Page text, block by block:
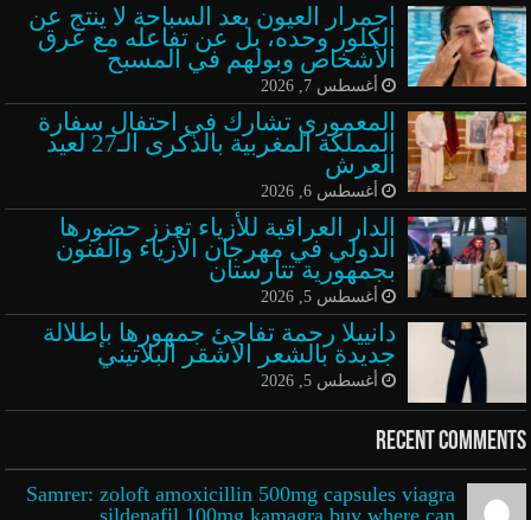
احمرار العيون بعد السباحة لا ينتج عن
الكلور وحده، بل عن تفاعله مع عرق
الأشخاص وبولهم في المسبح
أغسطس 7, 2026
المعموري تشارك في احتفال سفارة
المملكة المغربية بالذكرى الـ27 لعيد
العرش
أغسطس 6, 2026
الدار العراقية للأزياء تعزز حضورها
الدولي في مهرجان الأزياء والفنون
بجمهورية تتارستان
أغسطس 5, 2026
دانييلا رحمة تفاجئ جمهورها بإطلالة
جديدة بالشعر الأشقر البلاتيني
أغسطس 5, 2026
Recent Comments
Samrer: zoloft amoxicillin 500mg capsules viagra
sildenafil 100mg kamagra buy where can...